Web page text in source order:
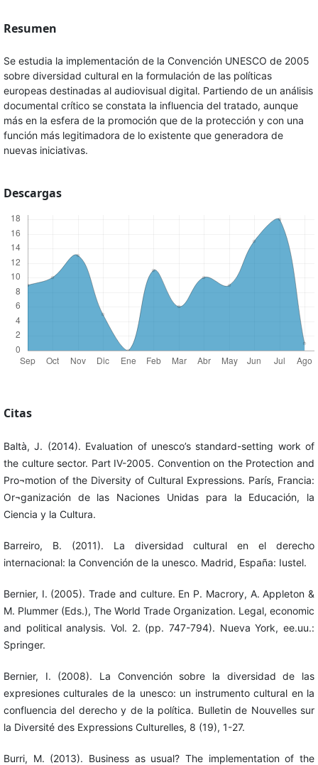
Resumen
Se estudia la implementación de la Convención UNESCO de 2005
sobre diversidad cultural en la formulación de las políticas
europeas destinadas al audiovisual digital. Partiendo de un análisis
documental crítico se constata la influencia del tratado, aunque
más en la esfera de la promoción que de la protección y con una
función más legitimadora de lo existente que generadora de
nuevas iniciativas.
Descargas
Citas
Baltà, J. (2014). Evaluation of unesco’s standard-setting work of
the culture sector. Part IV-2005. Convention on the Protection and
Pro¬motion of the Diversity of Cultural Expressions. París, Francia:
Or¬ganización de las Naciones Unidas para la Educación, la
Ciencia y la Cultura.
Barreiro, B. (2011). La diversidad cultural en el derecho
internacional: la Convención de la unesco. Madrid, España: Iustel.
Bernier, I. (2005). Trade and culture. En P. Macrory, A. Appleton &
M. Plummer (Eds.), The World Trade Organization. Legal, economic
and political analysis. Vol. 2. (pp. 747-794). Nueva York, ee.uu.:
Springer.
Bernier, I. (2008). La Convención sobre la diversidad de las
expresiones culturales de la unesco: un instrumento cultural en la
confluencia del derecho y de la política. Bulletin de Nouvelles sur
la Diversité des Expressions Culturelles, 8 (19), 1-27.
Burri, M. (2013). Business as usual? The implementation of the